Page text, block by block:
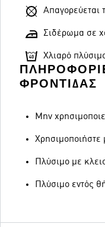
Απαγορεύεται
Σιδέρωμα σε
Χλιαρό
ΦΡΟΝΤΊΔΑΣ
Μην
Χρησιμοποιήστε
Πλύσιμο με
Πλύσιμο εντός